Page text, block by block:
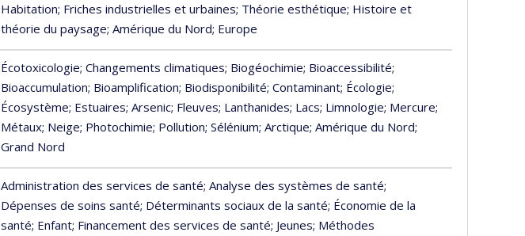
Habitation; Friches industrielles et urbaines; Théorie esthétique; Histoire et
théorie du paysage; Amérique du Nord; Europe
Écotoxicologie; Changements climatiques; Biogéochimie; Bioaccessibilité;
Bioaccumulation; Bioamplification; Biodisponibilité; Contaminant; Écologie;
Écosystème; Estuaires; Arsenic; Fleuves; Lanthanides; Lacs; Limnologie; Mercure;
Métaux; Neige; Photochimie; Pollution; Sélénium; Arctique; Amérique du Nord;
Grand Nord
Administration des services de santé; Analyse des systèmes de santé;
Dépenses de soins santé; Déterminants sociaux de la santé; Économie de la
santé; Enfant; Financement des services de santé; Jeunes; Méthodes